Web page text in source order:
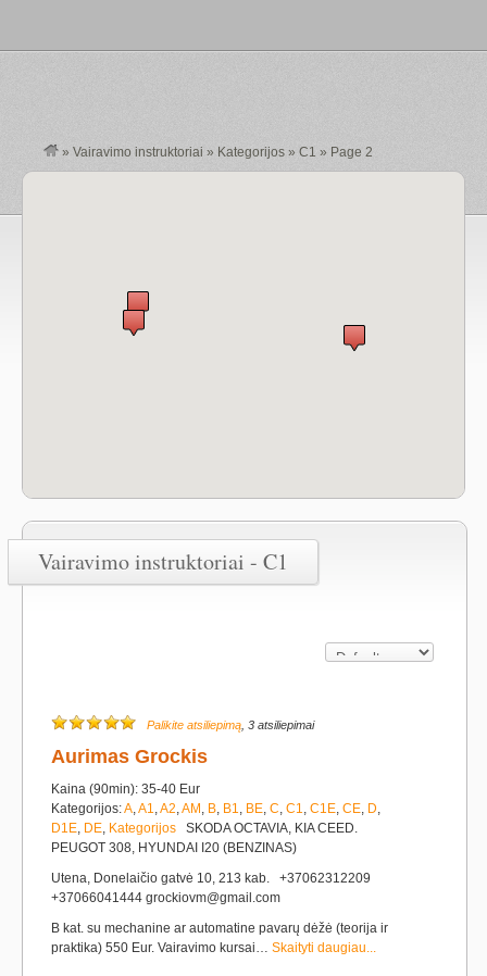
» Vairavimo instruktoriai » Kategorijos » C1 » Page 2
Vairavimo instruktoriai - C1
Palikite atsiliepimą , 3 atsiliepimai
Aurimas Grockis
Kaina (90min): 35-40 Eur
Kategorijos:A,A1,A2,AM , B, B1, BE, C, C1, C1E, CE, D,
D1E, DE, Kategorijos SKODA OCTAVIA, KIA CEED.
PEUGOT 308, HYUNDAI I20 (BENZINAS)
Utena, Donelaičio gatvė 10, 213 kab. +37062312209
+37066041444 grockiovm@gmail.com
B kat. su mechanine ar automatine pavarų dėžė (teorija ir
praktika) 550 Eur. Vairavimo kursai… Skaityti daugiau...